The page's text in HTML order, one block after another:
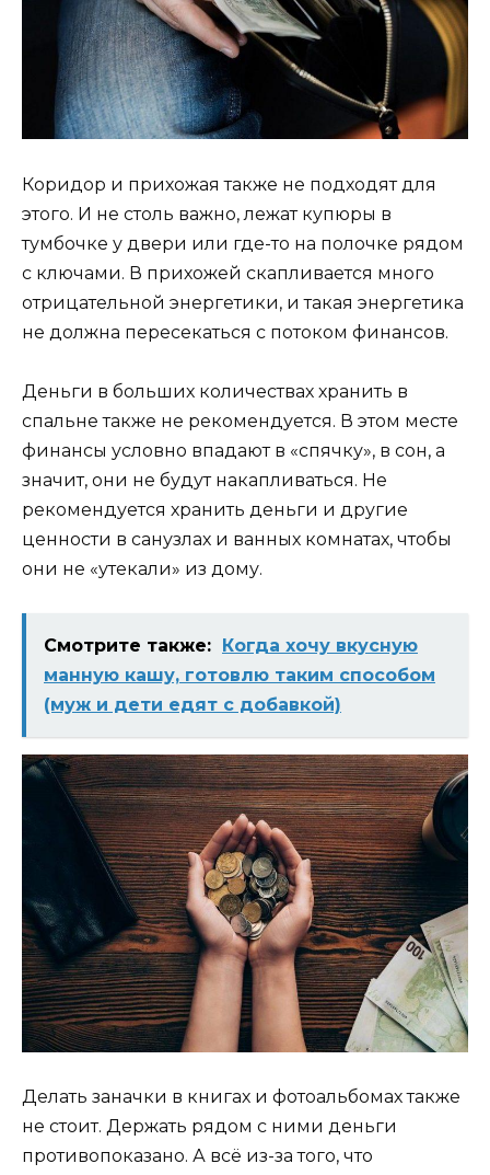
Коридор и прихожая также не подходят для
этого. И не столь важно, лежат купюры в
тумбочке у двери или где-то на полочке рядом
с ключами. В прихожей скапливается много
отрицательной энергетики, и такая энергетика
не должна пересекаться с потоком финансов.
Деньги в больших количествах хранить в
спальне также не рекомендуется. В этом месте
финансы условно впадают в «спячку», в сон, а
значит, они не будут накапливаться. Не
рекомендуется хранить деньги и другие
ценности в санузлах и ванных комнатах, чтобы
они не «утекали» из дому.
Смотрите также: Когда хочу вкусную
манную кашу, готовлю таким способом
(муж и дети едят с добавкой)
Делать заначки в книгах и фотоальбомах также
не стоит. Держать рядом с ними деньги
противопоказано. А всё из-за того, что